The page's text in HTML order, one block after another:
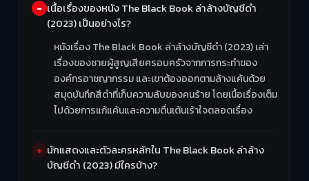
เนื้อเรื่องของหนัง The Black Book ล่าล้างบัญชีดำ
(2023) เป็นอย่างไร?
หนังเรื่อง The Black Book ล่าล้างบัญชีดำ (2023) เล่า
เรื่องของชายผู้สูญเสียครอบครัวจากการกระทำของ
องค์กรอาชญากรรม และเขาต้องออกตามล้างแค้นด้วย
สมุดบันทึกสีดำที่เก็บความลับของคนร้าย โดยเนื้อเรื่องเต็ม
ไปด้วยการแก้แค้นและความตื่นเต้นเร้าใจตลอดเรื่อง
นักแสดงและตัวละครหลักใน The Black Book ล่าล้าง
บัญชีดำ (2023) มีใครบ้าง?